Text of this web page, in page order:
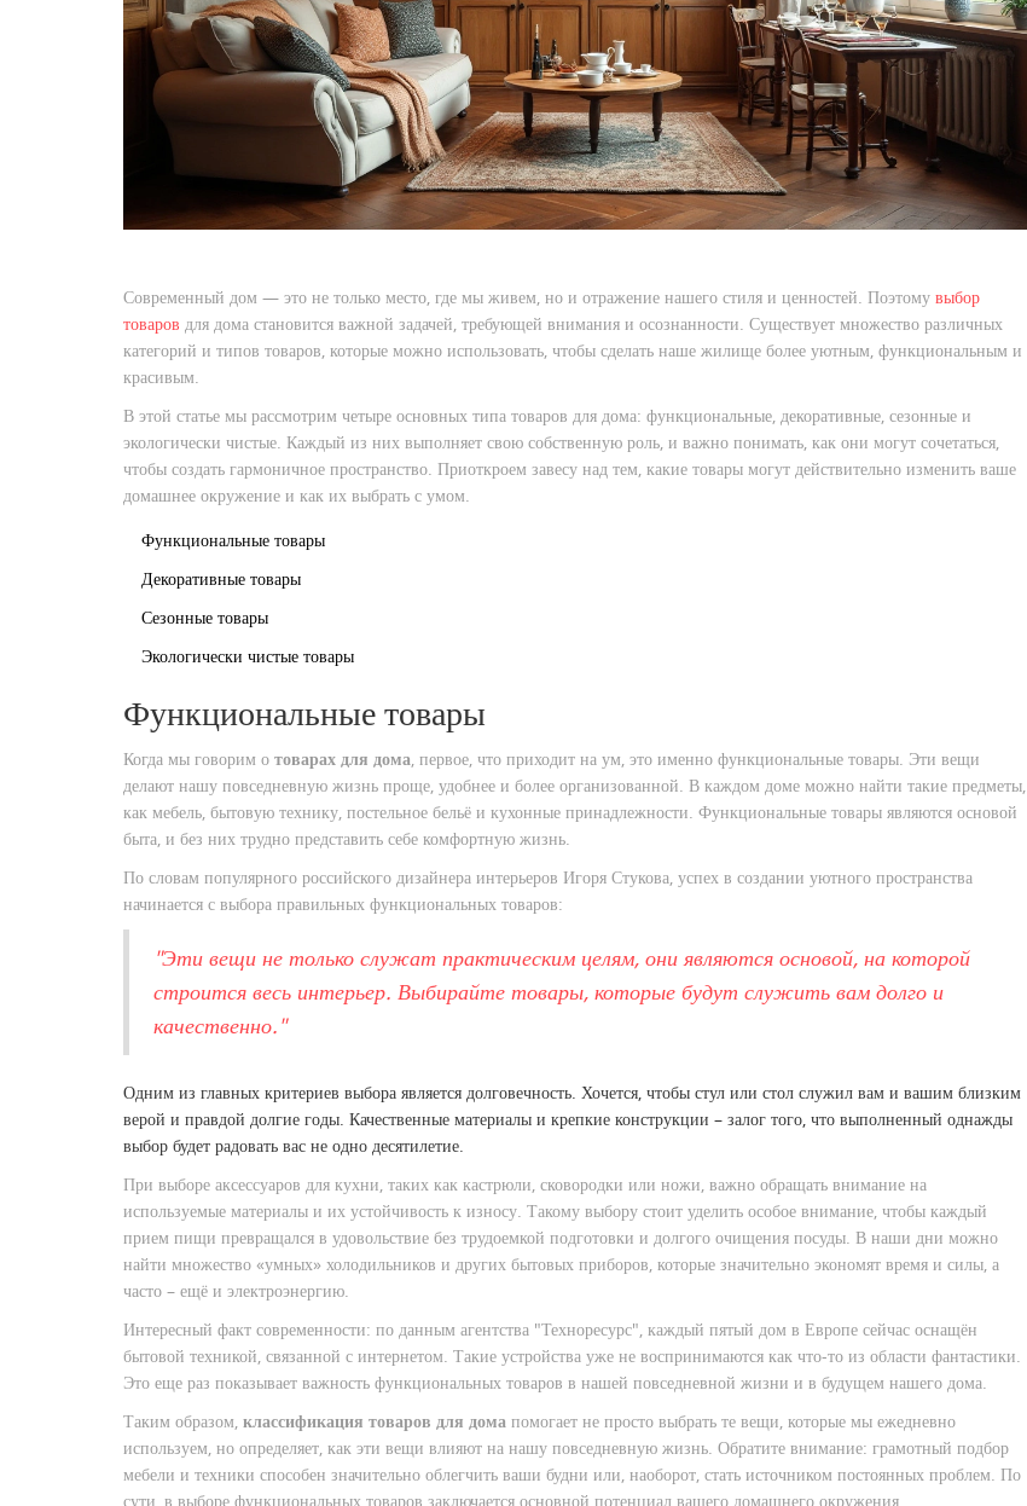
Современный дом — это не только место, где мы живем, но и отражение нашего стиля и ценностей. Поэтому выбор
товаров для дома становится важной задачей, требующей внимания и осознанности. Существует множество различных
категорий и типов товаров, которые можно использовать, чтобы сделать наше жилище более уютным, функциональным и
красивым.
В этой статье мы рассмотрим четыре основных типа товаров для дома: функциональные, декоративные, сезонные и
экологически чистые. Каждый из них выполняет свою собственную роль, и важно понимать, как они могут сочетаться,
чтобы создать гармоничное пространство. Приоткроем завесу над тем, какие товары могут действительно изменить ваше
домашнее окружение и как их выбрать с умом.
Функциональные товары
Декоративные товары
Сезонные товары
Экологически чистые товары
Функциональные товары
Когда мы говорим о товарах для дома, первое, что приходит на ум, это именно функциональные товары. Эти вещи
делают нашу повседневную жизнь проще, удобнее и более организованной. В каждом доме можно найти такие предметы,
как мебель, бытовую технику, постельное бельё и кухонные принадлежности. Функциональные товары являются основой
быта, и без них трудно представить себе комфортную жизнь.
По словам популярного российского дизайнера интерьеров Игоря Стукова, успех в создании уютного пространства
начинается с выбора правильных функциональных товаров:
"Эти вещи не только служат практическим целям, они являются основой, на которой
строится весь интерьер. Выбирайте товары, которые будут служить вам долго и
качественно."
Одним из главных критериев выбора является долговечность. Хочется, чтобы стул или стол служил вам и вашим близким
верой и правдой долгие годы. Качественные материалы и крепкие конструкции – залог того, что выполненный однажды
выбор будет радовать вас не одно десятилетие.
При выборе аксессуаров для кухни, таких как кастрюли, сковородки или ножи, важно обращать внимание на
используемые материалы и их устойчивость к износу. Такому выбору стоит уделить особое внимание, чтобы каждый
прием пищи превращался в удовольствие без трудоемкой подготовки и долгого очищения посуды. В наши дни можно
найти множество «умных» холодильников и других бытовых приборов, которые значительно экономят время и силы, а
часто – ещё и электроэнергию.
Интересный факт современности: по данным агентства "Техноресурс", каждый пятый дом в Европе сейчас оснащён
бытовой техникой, связанной с интернетом. Такие устройства уже не воспринимаются как что-то из области фантастики.
Это еще раз показывает важность функциональных товаров в нашей повседневной жизни и в будущем нашего дома.
Таким образом, классификация товаров для дома помогает не просто выбрать те вещи, которые мы ежедневно
используем, но определяет, как эти вещи влияют на нашу повседневную жизнь. Обратите внимание: грамотный подбор
мебели и техники способен значительно облегчить ваши будни или, наоборот, стать источником постоянных проблем. По
сути, в выборе функциональных товаров заключается основной потенциал вашего домашнего окружения.